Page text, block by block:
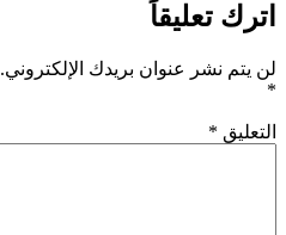
اترك تعليقاً
لن يتم نشر عنوان بريدك الإلكتروني.
*
التعليق *